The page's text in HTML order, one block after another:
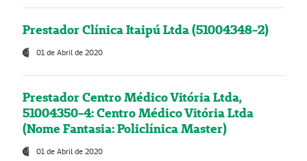
Prestador Clínica Itaipú Ltda (51004348-2)
01 de Abril de 2020
Prestador Centro Médico Vitória Ltda,
51004350-4: Centro Médico Vitória Ltda
(Nome Fantasia: Policlínica Master)
01 de Abril de 2020